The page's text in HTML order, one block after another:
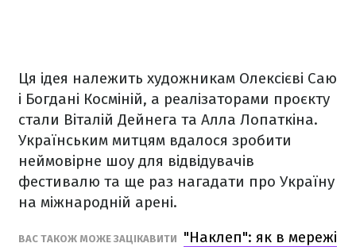
Ця ідея належить художникам Олексієві Саю
і Богдані Косміній, а реалізаторами проєкту
стали Віталій Дейнега та Алла Лопаткіна.
Українським митцям вдалося зробити
неймовірне шоу для відвідувачів
фестивалю та ще раз нагадати про Україну
на міжнародній арені.
ВАС ТАКОЖ МОЖЕ ЗАЦІКАВИТИ
"Наклеп": як в мережі